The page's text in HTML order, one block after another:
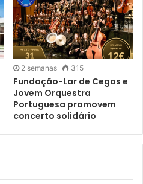
2 semanas 315
Fundação-Lar de Cegos e
Jovem Orquestra
Portuguesa promovem
concerto solidário